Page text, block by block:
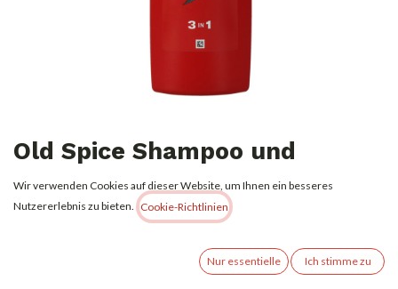
Old Spice Shampoo und
Duschgel 400ml 3-in-1 Deep
Sea
Wir verwenden Cookies auf dieser Website, um Ihnen ein besseres
Nutzererlebnis zu bieten.
Cookie-Richtlinien
Nur essentielle Ich stimme zu